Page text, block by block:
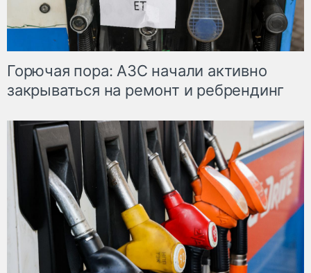
Горючая пора: АЗС начали активно
закрываться на ремонт и ребрендинг